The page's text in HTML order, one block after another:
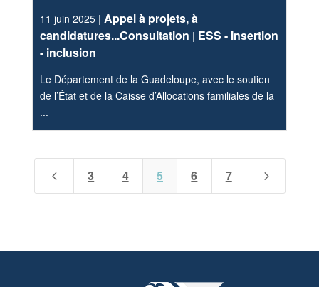
11 juin 2025 | Appel à projets, à
candidatures...Consultation | ESS - Insertion
- inclusion
Le Département de la Guadeloupe, avec le soutien
de l’État et de la Caisse d’Allocations familiales de la
...
4 3 4 5 6 7 5